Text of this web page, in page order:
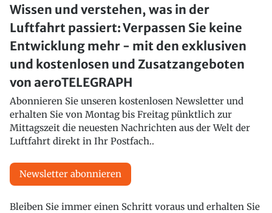
Wissen und verstehen, was in der
Luftfahrt passiert: Verpassen Sie keine
Entwicklung mehr - mit den exklusiven
und kostenlosen und Zusatzangeboten
von aeroTELEGRAPH
Abonnieren Sie unseren kostenlosen Newsletter und
erhalten Sie von Montag bis Freitag pünktlich zur
Mittagszeit die neuesten Nachrichten aus der Welt der
Luftfahrt direkt in Ihr Postfach..
Newsletter abonnieren
Bleiben Sie immer einen Schritt voraus und erhalten Sie